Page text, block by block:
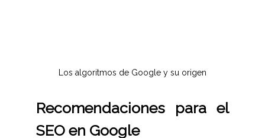
Los algoritmos de Google y su origen
Recomendaciones para el
SEO en Google